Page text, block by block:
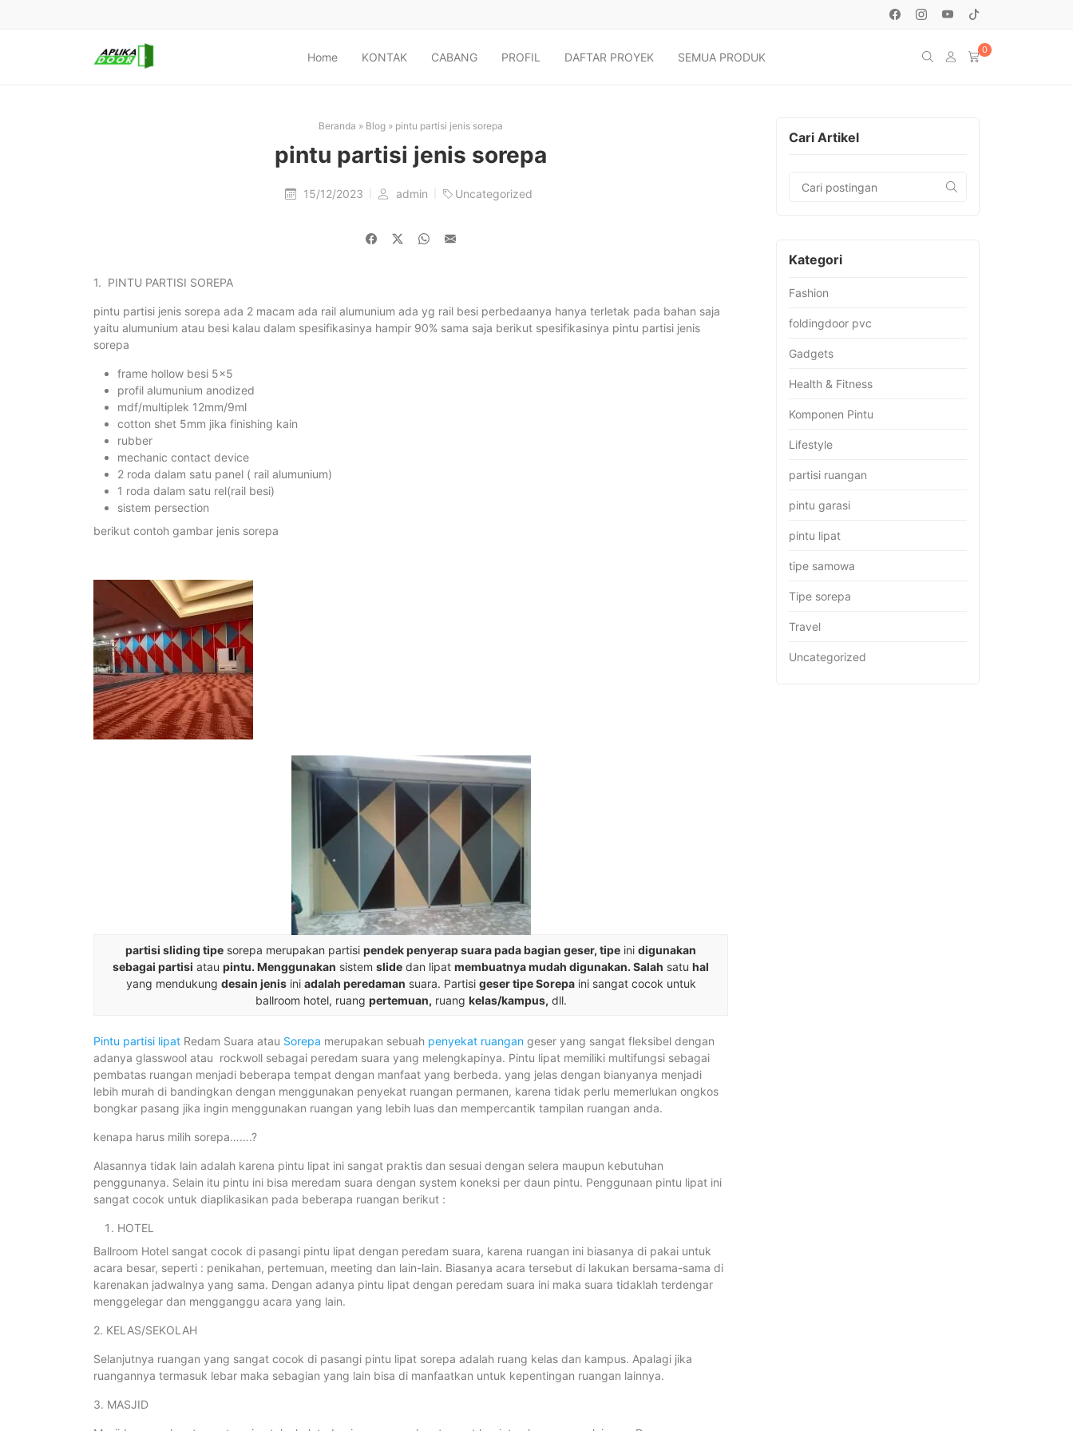
Home KONTAK CABANG PROFIL DAFTAR PROYEK SEMUA PRODUK
0
Beranda » Blog » pintu partisi jenis sorepa
pintu partisi jenis sorepa
15/12/2023 admin Uncategorized
1. PINTU PARTISI SOREPA
pintu partisi jenis sorepa ada 2 macam ada rail alumunium ada yg rail besi perbedaanya hanya terletak pada bahan saja
yaitu alumunium atau besi kalau dalam spesifikasinya hampir 90% sama saja berikut spesifikasinya pintu partisi jenis
sorepa
frame hollow besi 5×5
profil alumunium anodized
mdf/multiplek 12mm/9ml
cotton shet 5mm jika finishing kain
rubber
mechanic contact device
2 roda dalam satu panel ( rail alumunium)
1 roda dalam satu rel(rail besi)
sistem persection
berikut contoh gambar jenis sorepa
partisi sliding tipe sorepa merupakan partisi pendek penyerap suara pada bagian geser, tipe ini digunakan
sebagai partisi atau pintu. Menggunakan sistem slide dan lipat membuatnya mudah digunakan. Salah satu hal
yang mendukung desain jenisini adalah peredaman suara. Partisi geser tipe Sorepaini sangat cocok untuk
ballroom hotel, ruang pertemuan, ruang kelas/kampus, dll.
Pintu partisi lipat Redam Suara atau Sorepa merupakan sebuah penyekat ruangan geser yang sangat fleksibel dengan
adanya glasswool atau rockwoll sebagai peredam suara yang melengkapinya. Pintu lipat memiliki multifungsi sebagai
pembatas ruangan menjadi beberapa tempat dengan manfaat yang berbeda. yang jelas dengan bianyanya menjadi
lebih murah di bandingkan dengan menggunakan penyekat ruangan permanen, karena tidak perlu memerlukan ongkos
bongkar pasang jika ingin menggunakan ruangan yang lebih luas dan mempercantik tampilan ruangan anda.
kenapa harus milih sorepa…….?
Alasannya tidak lain adalah karena pintu lipat ini sangat praktis dan sesuai dengan selera maupun kebutuhan
penggunanya. Selain itu pintu ini bisa meredam suara dengan system koneksi per daun pintu. Penggunaan pintu lipat ini
sangat cocok untuk diaplikasikan pada beberapa ruangan berikut :
HOTEL
Ballroom Hotel sangat cocok di pasangi pintu lipat dengan peredam suara, karena ruangan ini biasanya di pakai untuk
acara besar, seperti : penikahan, pertemuan, meeting dan lain-lain. Biasanya acara tersebut di lakukan bersama-sama di
karenakan jadwalnya yang sama. Dengan adanya pintu lipat dengan peredam suara ini maka suara tidaklah terdengar
menggelegar dan mengganggu acara yang lain.
2. KELAS/SEKOLAH
Selanjutnya ruangan yang sangat cocok di pasangi pintu lipat sorepa adalah ruang kelas dan kampus. Apalagi jika
ruangannya termasuk lebar maka sebagian yang lain bisa di manfaatkan untuk kepentingan ruangan lainnya.
3. MASJID
Cari Artikel
Kategori
Fashion
foldingdoor pvc
Gadgets
Health & Fitness
Komponen Pintu
Lifestyle
partisi ruangan
pintu garasi
pintu lipat
tipe samowa
Tipe sorepa
Travel
Uncategorized